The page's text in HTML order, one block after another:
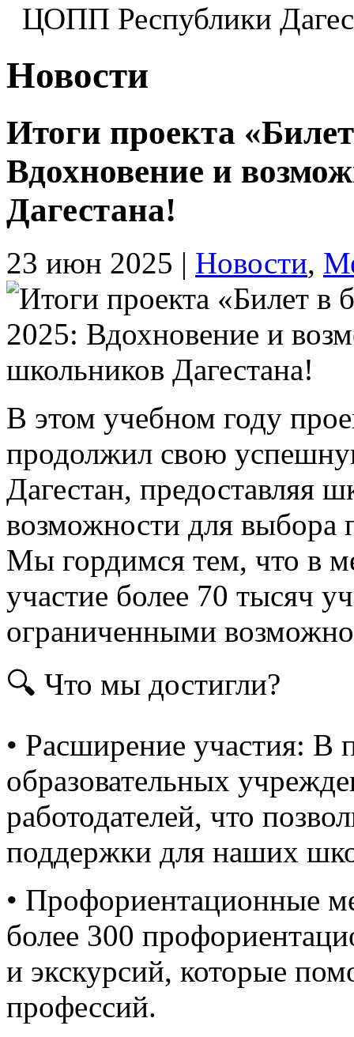
ЦОПП Республики
Новости
Итоги проекта
Вдохновение и
Дагестана!
23 июн 2025 | Новости,
В этом учебном году
продолжил свою
Дагестан, предоставляя
возможности для выбора
Мы гордимся тем, что в
участие более 70 тысяч
ограниченными
🔍 Что мы достигли?
• Расширение участия: В
образовательных
работодателей, что
поддержки для наших
• Профориентационные
более 300
и экскурсий, которые
профессий.